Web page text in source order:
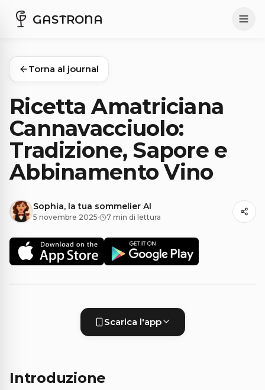
GASTRONA
Torna al journal
Ricetta Amatriciana
Cannavacciuolo:
Tradizione, Sapore e
Abbinamento Vino
Sophia, la tua sommelier AI
5 novembre 2025· 7 min di lettura
Scarica l'app
Introduzione